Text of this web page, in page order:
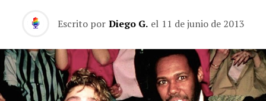
Escrito por Diego G. el 11 de junio de 2013